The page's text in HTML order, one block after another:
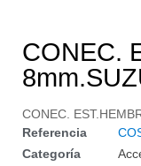
CONEC.
CONEC.
Referencia
Categoría